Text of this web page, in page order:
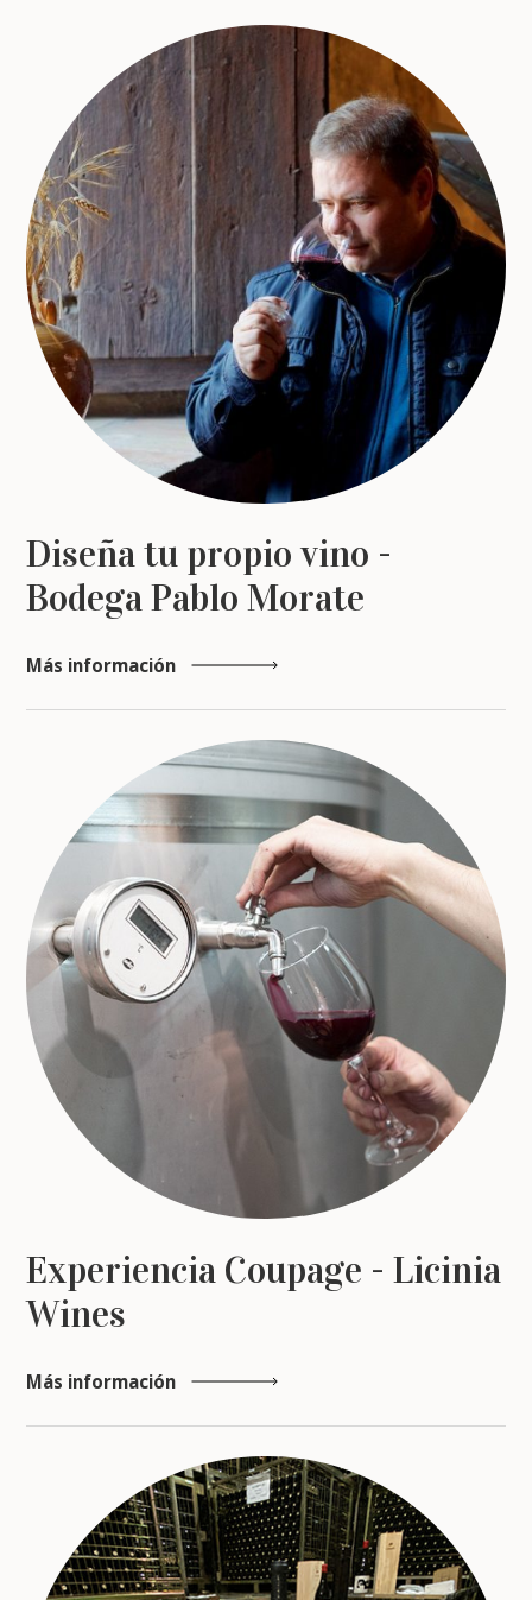
Diseña tu propio vino -
Bodega Pablo Morate
Más información
Experiencia Coupage - Licinia
Wines
Más información